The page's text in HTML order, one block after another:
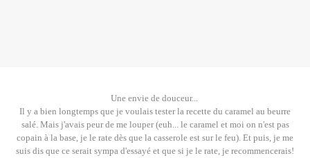
Une envie de douceur...
Il y a bien longtemps que je voulais tester la recette du caramel au beurre
salé. Mais j'avais peur de me louper (euh... le caramel et moi on n'est pas
copain à la base, je le rate dès que la casserole est sur le feu). Et puis, je me
suis dis que ce serait sympa d'essayé et que si je le rate, je recommencerais!